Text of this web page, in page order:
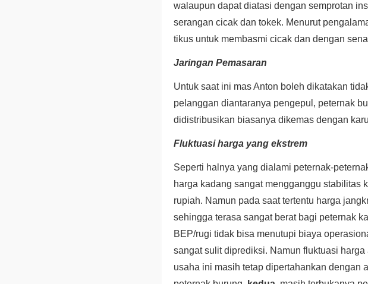
walaupun dapat diatasi dengan semprotan
serangan cicak dan tokek. Menurut
tikus untuk membasmi cicak dan dengan
Jaringan Pemasaran
Untuk saat ini mas Anton boleh dikatakan
pelanggan diantaranya pengepul, peternak
didistribusikan biasanya dikemas dengan
Fluktuasi harga yang ekstrem
Seperti halnya yang dialami peternak-
harga kadang sangat mengganggu stabilitas
rupiah. Namun pada saat tertentu harga
sehingga terasa sangat berat bagi peternak
BEP/rugi tidak bisa menutupi biaya
sangat sulit diprediksi. Namun fluktuasi
usaha ini masih tetap dipertahankan dengan